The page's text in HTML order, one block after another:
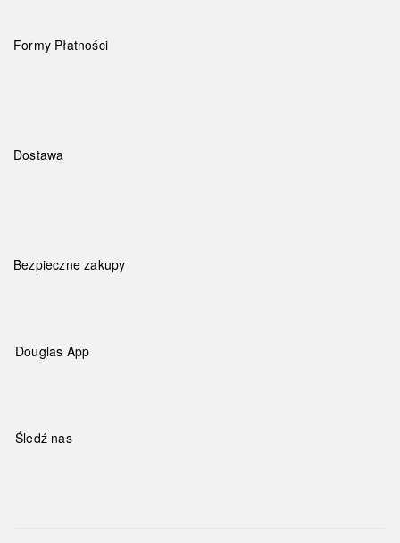
Formy Płatności
Dostawa
Bezpieczne zakupy
Douglas App
Śledź nas